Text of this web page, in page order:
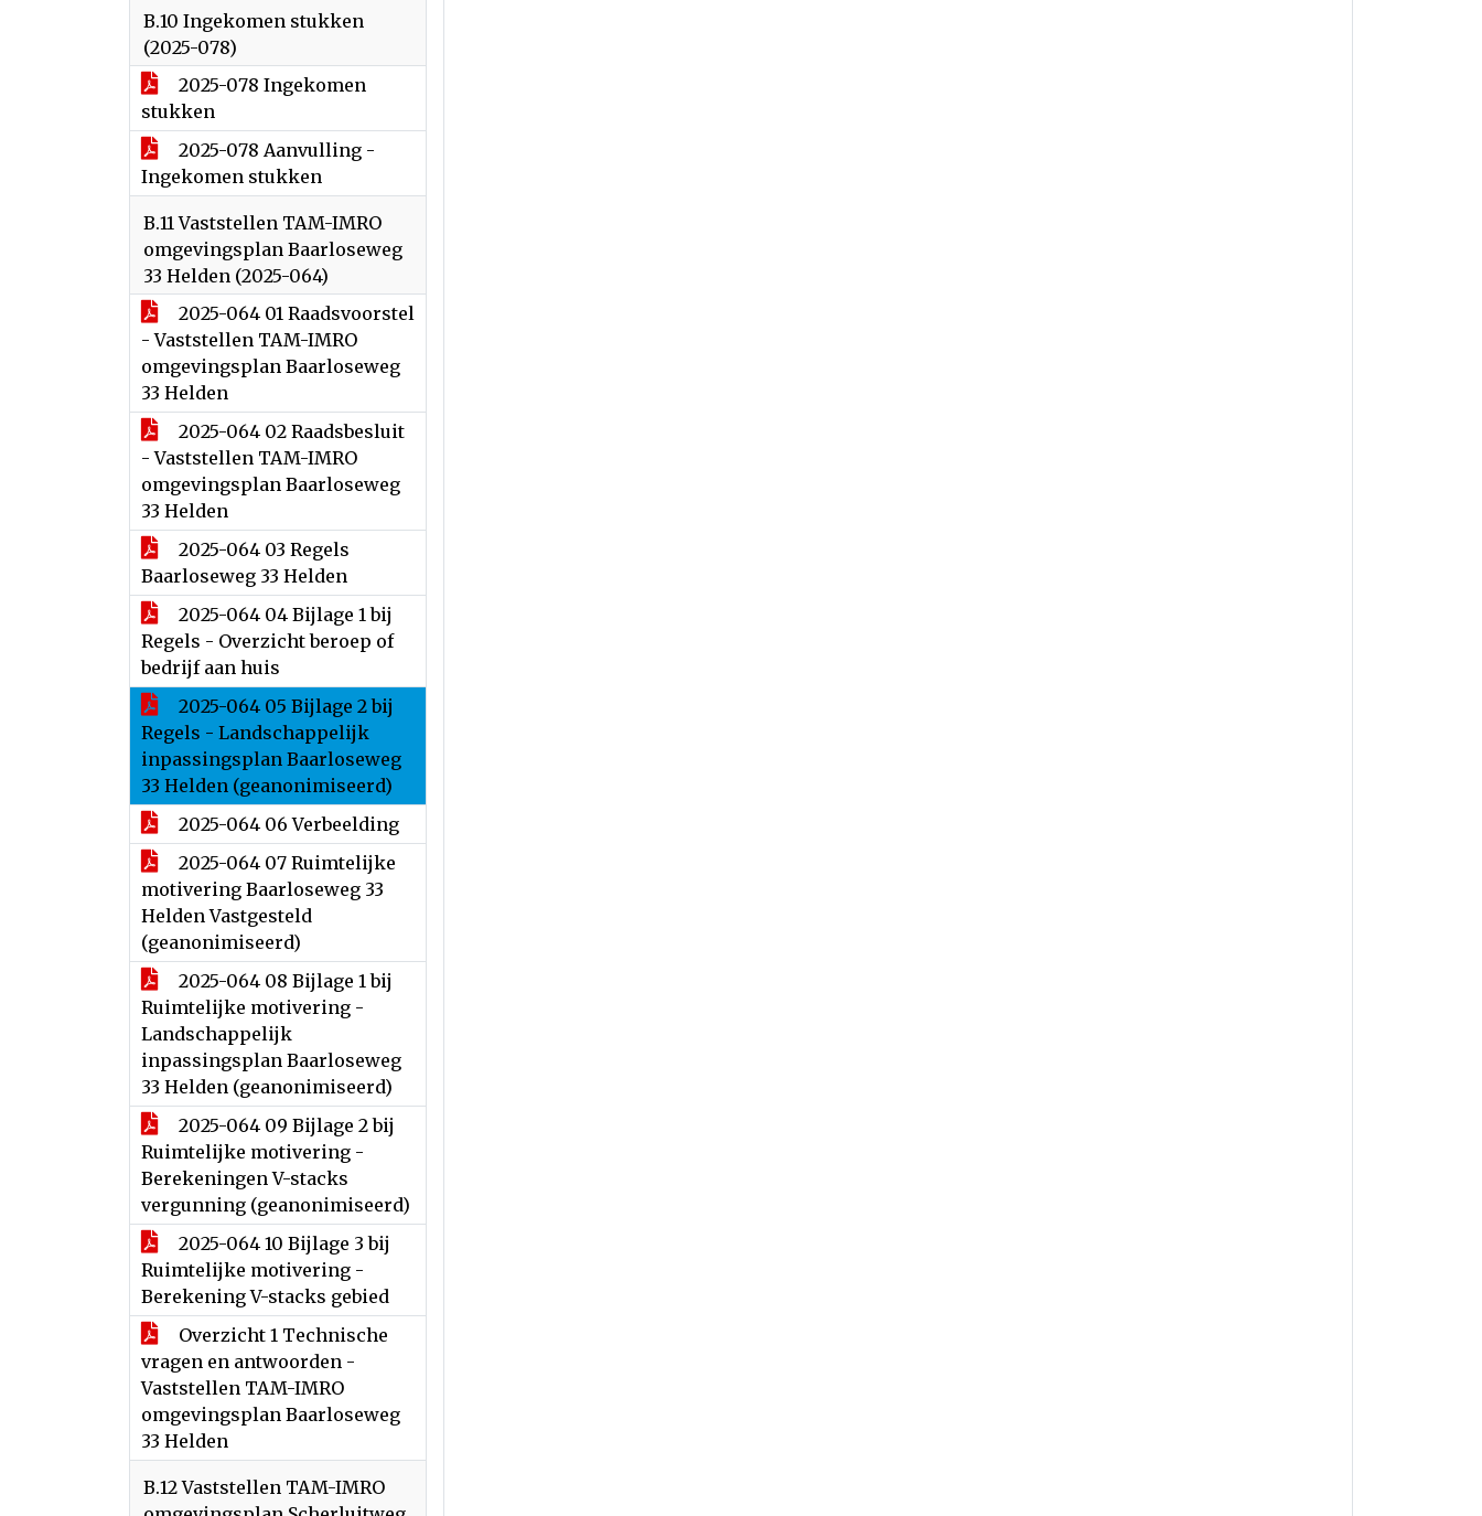
B.10 Ingekomen stukken
(2025-078)
2025-078 Ingekomen
stukken
2025-078 Aanvulling -
Ingekomen stukken
B.11 Vaststellen TAM-IMRO
omgevingsplan Baarloseweg
33 Helden (2025-064)
2025-064 01 Raadsvoorstel
- Vaststellen TAM-IMRO
omgevingsplan Baarloseweg
33 Helden
2025-064 02 Raadsbesluit
- Vaststellen TAM-IMRO
omgevingsplan Baarloseweg
33 Helden
2025-064 03 Regels
Baarloseweg 33 Helden
2025-064 04 Bijlage 1 bij
Regels - Overzicht beroep of
bedrijf aan huis
2025-064 05 Bijlage 2 bij
Regels - Landschappelijk
inpassingsplan Baarloseweg
33 Helden (geanonimiseerd)
2025-064 06 Verbeelding
2025-064 07 Ruimtelijke
motivering Baarloseweg 33
Helden Vastgesteld
(geanonimiseerd)
2025-064 08 Bijlage 1 bij
Ruimtelijke motivering -
Landschappelijk
inpassingsplan Baarloseweg
33 Helden (geanonimiseerd)
2025-064 09 Bijlage 2 bij
Ruimtelijke motivering -
Berekeningen V-stacks
vergunning (geanonimiseerd)
2025-064 10 Bijlage 3 bij
Ruimtelijke motivering -
Berekening V-stacks gebied
Overzicht 1 Technische
vragen en antwoorden -
Vaststellen TAM-IMRO
omgevingsplan Baarloseweg
33 Helden
B.12 Vaststellen TAM-IMRO